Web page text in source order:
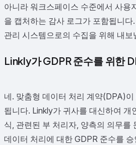
아니라 워크스페이스 수준에서 사용
을 캡처하는 감사 로그가 포함됩니
관리 시스템으로의 수집을 위해 내보
Linkly가 GDPR 준수를 위한
네. 맞춤형 데이터 처리 계약(DPA)
됩니다. Linkly가 귀사를 대신하여 개
식, 관련된 부 처리자, 양측의 의무를
데이터 처리에 대한 GDPR 준수를